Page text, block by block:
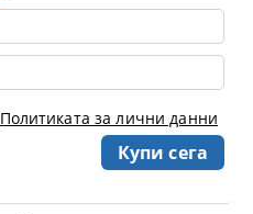
Политиката за лични данни